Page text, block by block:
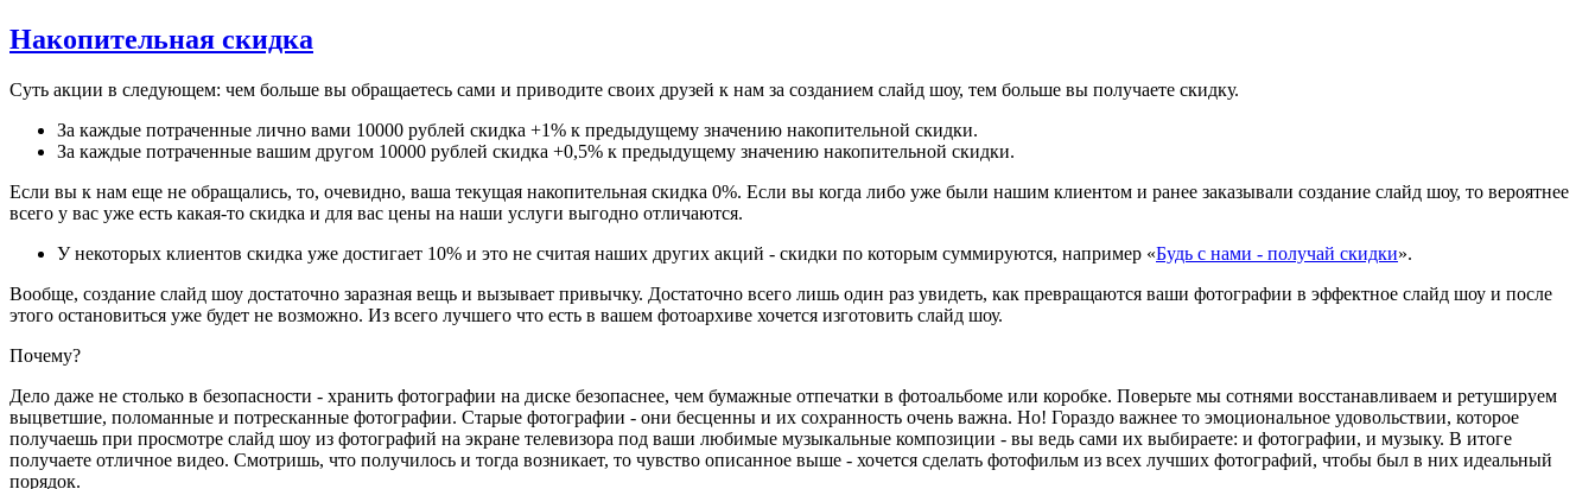
Накопительная скидка
Суть акции в следующем: чем больше вы обращаетесь сами и приводите своих друзей к нам за созданием слайд шоу, тем больше вы получаете скидку.
За каждые потраченные лично вами 10000 рублей скидка +1% к предыдущему значению накопительной скидки.
За каждые потраченные вашим другом 10000 рублей скидка +0,5% к предыдущему значению накопительной скидки.
Если вы к нам еще не обращались, то, очевидно, ваша текущая накопительная скидка 0%. Если вы когда либо уже были нашим клиентом и ранее заказывали создание слайд шоу, то вероятнее
всего у вас уже есть какая-то скидка и для вас цены на наши услуги выгодно отличаются.
У некоторых клиентов скидка уже достигает 10% и это не считая наших других акций - скидки по которым суммируются, например «Будь с нами - получай скидки».
Вообще, создание слайд шоу достаточно заразная вещь и вызывает привычку. Достаточно всего лишь один раз увидеть, как превращаются ваши фотографии в эффектное слайд шоу и после
этого остановиться уже будет не возможно. Из всего лучшего что есть в вашем фотоархиве хочется изготовить слайд шоу.
Почему?
Дело даже не столько в безопасности - хранить фотографии на диске безопаснее, чем бумажные отпечатки в фотоальбоме или коробке. Поверьте мы сотнями восстанавливаем и ретушируем
выцветшие, поломанные и потресканные фотографии. Старые фотографии - они бесценны и их сохранность очень важна. Но! Гораздо важнее то эмоциональное удовольствии, которое
получаешь при просмотре слайд шоу из фотографий на экране телевизора под ваши любимые музыкальные композиции - вы ведь сами их выбираете: и фотографии, и музыку. В итоге
получаете отличное видео. Смотришь, что получилось и тогда возникает, то чувство описанное выше - хочется сделать фотофильм из всех лучших фотографий, чтобы был в них идеальный
порядок.